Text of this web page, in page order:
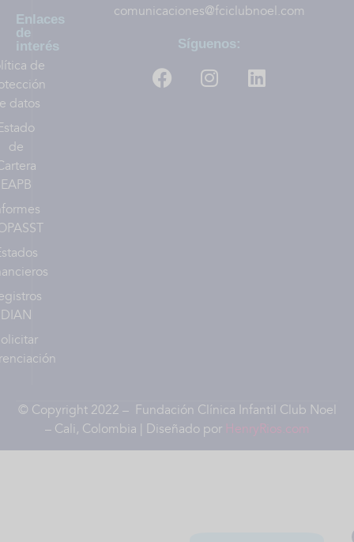
Enlaces
de
interés
de
datos
de
EAPB
DIAN
comunicaciones@fciclubnoel.com
Síguenos:
© Copyright 2022 – Fundación Clínica Infantil Club Noel
– Cali, Colombia | Diseñado por HenryRios.com